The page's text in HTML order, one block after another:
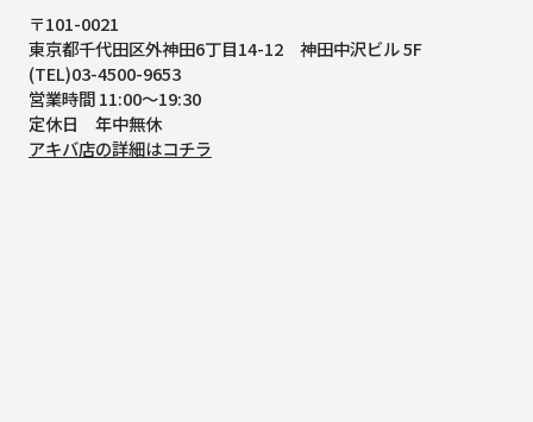
〒101-0021
東京都千代田区外神田6丁目14-12 神田中沢ビル 5F
(TEL)03-4500-9653
営業時間 11:00～19:30
定休日 年中無休
アキバ店の詳細はコチラ